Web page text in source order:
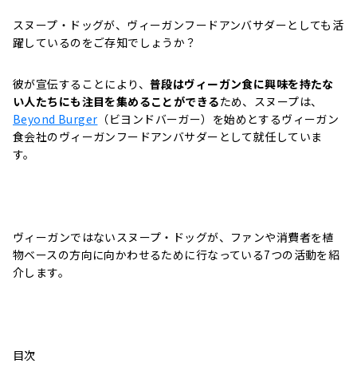
スヌープ・ドッグが、ヴィーガンフードアンバサダーとしても活
躍しているのをご存知でしょうか？
彼が宣伝することにより、普段はヴィーガン食に興味を持たな
い人たちにも注目を集めることができるため、スヌープは、
Beyond Burger （ビヨンドバーガー）を始めとするヴィーガン
食会社のヴィーガンフードアンバサダーとして就任していま
す。
ヴィーガンではないスヌープ・ドッグが、ファンや消費者を植
物ベースの方向に向かわせるために行なっている7つの活動を紹
介します。
目次